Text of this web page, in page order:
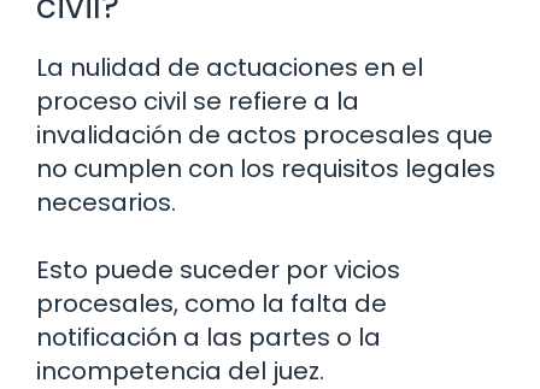
La nulidad de actuaciones en el
proceso civil se refiere a la
invalidación de actos procesales que
no cumplen con los requisitos legales
necesarios.
Esto puede suceder por vicios
procesales, como la falta de
notificación a las partes o la
incompetencia del juez.